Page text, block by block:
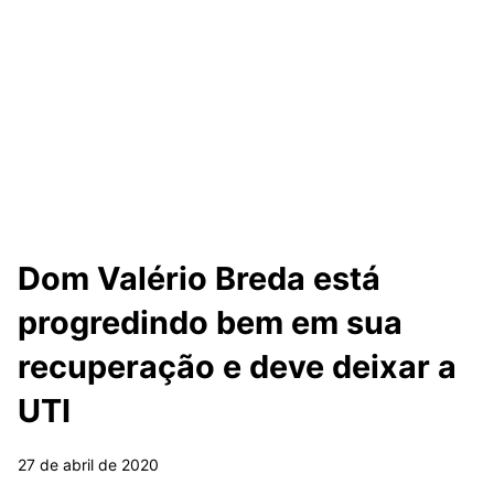
Dom Valério Breda está
progredindo bem em sua
recuperação e deve deixar a
UTI
27 de abril de 2020